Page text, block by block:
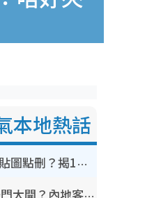
本地熱話
WhatsApp預設貼圖點刪？揭1招「反向操作」還原簡潔介面 附3步實測教學